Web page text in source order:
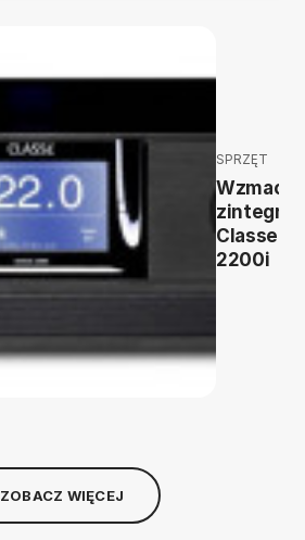
SPRZĘT
Classe
2200i
ZOBACZ WIĘCEJ